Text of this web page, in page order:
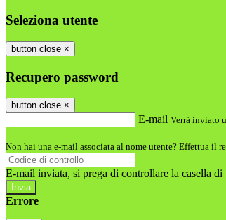
Seleziona utente
button close ×
Recupero password
button close ×
E-mail Verrà inviato
Non hai una e-mail associata al nome utente? Effettua il
E-mail inviata, si prega di controllare la casella di
Errore